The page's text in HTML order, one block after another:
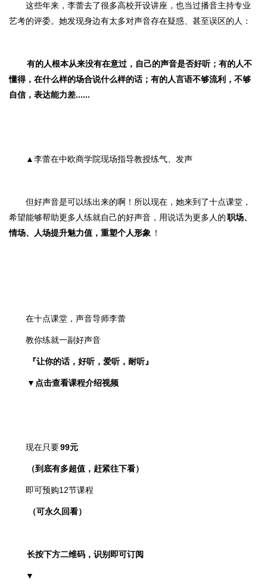
这些年来，李蕾去了很多高校开设讲座，也当过播音主持专业
艺考的评委。她发现身边有太多对声音存在疑惑、甚至误区的人：
有的人根本从来没有在意过，自己的声音是否好听；有的人不
懂得，在什么样的场合说什么样的话；有的人言语不够流利，不够
自信，表达能力差......
▲李蕾在中欧商学院现场指导教授练气、发声
但好声音是可以练出来的啊！ 所以现在，她来到了十点课堂，
希望能够帮助更多人练就自己的好声音，用说话为更多人的职场、
情场、人场提升魅力值，重塑个人形象 ！
在十点课堂，声音导师李蕾
教你练就一副好声音
『让你的话，好听，爱听，耐听』
▼ 点击查看课程介绍视频
现在只要99元
（到底有多超值，赶紧往下看）
即可预购12节课程
（可永久回看）
长按下方二维码，识别即可订阅
▼